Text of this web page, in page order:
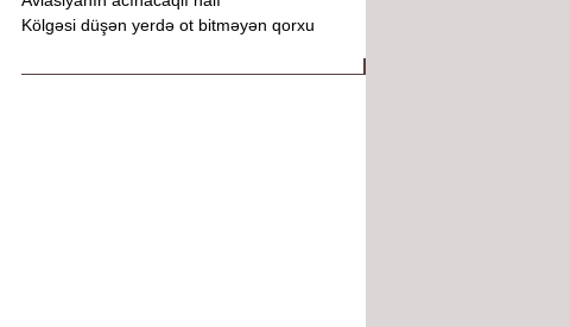
Kölgəsi düşən yerdə ot bitməyən qorxu